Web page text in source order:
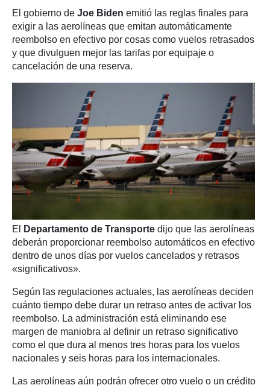
El gobierno de Joe Biden emitió las reglas finales para
exigir a las aerolíneas que emitan automáticamente
reembolso en efectivo por cosas como vuelos retrasados
y que divulguen mejor las tarifas por equipaje o
cancelación de una reserva.
El Departamento de Transporte dijo que las aerolíneas
deberán proporcionar reembolso automáticos en efectivo
dentro de unos días por vuelos cancelados y retrasos
«significativos».
Según las regulaciones actuales, las aerolíneas deciden
cuánto tiempo debe durar un retraso antes de activar los
reembolso. La administración está eliminando ese
margen de maniobra al definir un retraso significativo
como el que dura al menos tres horas para los vuelos
nacionales y seis horas para los internacionales.
Las aerolíneas aún podrán ofrecer otro vuelo o un crédito